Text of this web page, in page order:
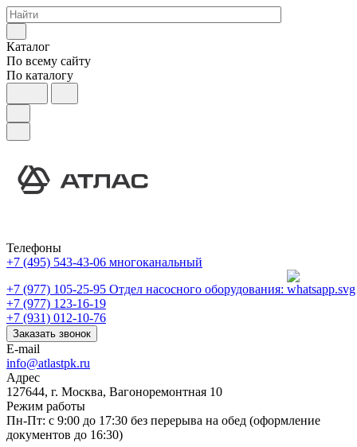
Каталог
По всему сайту
По каталогу
Телефоны
+7 (495) 543-43-06 многоканальный
+7 (977) 105-25-95 Отдел насосного оборудования:
+7 (977) 123-16-19
+7 (931) 012-10-76
Заказать звонок
E-mail
info@atlastpk.ru
Адрес
127644, г. Москва, Вагоноремонтная 10
Режим работы
Пн-Пт: с 9:00 до 17:30 без перерыва на обед (оформление
документов до 16:30)